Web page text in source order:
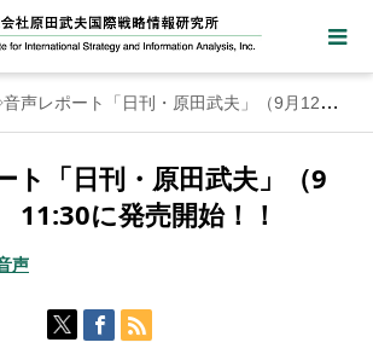
レポート「日刊・原田武夫」（9月12日号） 11:30に発売開始！！
「日刊・原田武夫」（9
に発売開始！！
声